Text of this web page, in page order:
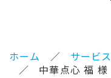
ホーム サービス
中華点心 福 様